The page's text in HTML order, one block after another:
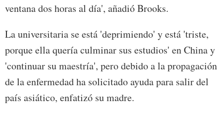
ventana dos horas al día', añadió Brooks.
La universitaria se está 'deprimiendo' y está 'triste,
porque ella quería culminar sus estudios' en China y
'continuar su maestría', pero debido a la propagación
de la enfermedad ha solicitado ayuda para salir del
país asiático, enfatizó su madre.